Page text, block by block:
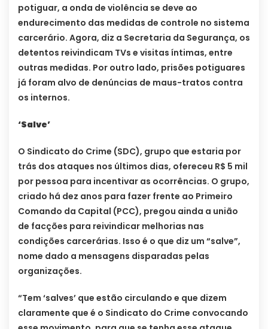
potiguar, a onda de violência se deve ao
endurecimento das medidas de controle no sistema
carcerário. Agora, diz a Secretaria da Segurança, os
detentos reivindicam TVs e visitas íntimas, entre
outras medidas. Por outro lado, prisões potiguares
já foram alvo de denúncias de maus-tratos contra
os internos.
‘Salve’
O Sindicato do Crime (SDC), grupo que estaria por
trás dos ataques nos últimos dias, ofereceu R$ 5 mil
por pessoa para incentivar as ocorrências. O grupo,
criado há dez anos para fazer frente ao Primeiro
Comando da Capital (PCC), pregou ainda a união
de facções para reivindicar melhorias nas
condições carcerárias. Isso é o que diz um “salve”,
nome dado a mensagens disparadas pelas
organizações.
“Tem ‘salves’ que estão circulando e que dizem
claramente que é o Sindicato do Crime convocando